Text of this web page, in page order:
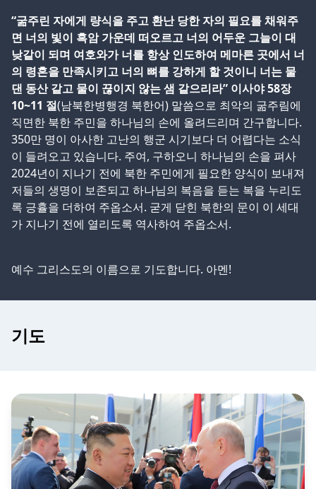
“굶주린 자에게 량식을 주고 환난 당한 자의 필요를 채워주
면 너의 빛이 흑암 가운데 떠오르고 너의 어두운 그늘이 대
낮같이 되며 여호와가 너를 항상 인도하여 메마른 곳에서 너
의 령혼을 만족시키고 너의 뼈를 강하게 할 것이니 너는 물
댄 동산 같고 물이 끊이지 않는 샘 같으리라” 이사야 58장
10~11 절(남북한병행경 북한어) 말씀으로 최악의 굶주림에
직면한 북한 주민을 하나님의 손에 올려드리며 간구합니다.
350만 명이 아사한 고난의 행군 시기보다 더 어렵다는 소식
이 들려오고 있습니다. 주여, 구하오니 하나님의 손을 펴사
2024년이 지나기 전에 북한 주민에게 필요한 양식이 보내져
저들의 생명이 보존되고 하나님의 복음을 듣는 복을 누리도
록 긍휼을 더하여 주옵소서. 굳게 닫힌 북한의 문이 이 세대
가 지나기 전에 열리도록 역사하여 주옵소서.
예수 그리스도의 이름으로 기도합니다. 아멘!
기도